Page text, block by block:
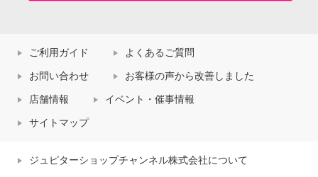
ご利用ガイド よくあるご質問
お問い合わせ お客様の声から改善しました
店舗情報 イベント・催事情報
サイトマップ
ジュピターショップチャンネル株式会社について